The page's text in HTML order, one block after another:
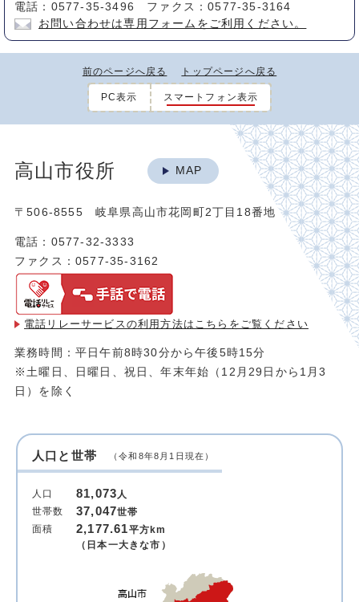
電話：0577-35-3496 ファクス：0577-35-3164
お問い合わせは専用フォームをご利用ください。
前のページへ戻る トップページへ戻る
PC表示 スマートフォン表示
高山市役所 MAP
〒506-8555 岐阜県高山市花岡町2丁目18番地
電話：0577-32-3333
ファクス：0577-35-3162
電話リレーサービスの利用方法は こちらをご覧ください
業務時間：平日午前8時30分から午後5時15分
※土曜日、日曜日、祝日、年末年始（12月29日から1月3
日）を除く
人口と世帯 （令和8年8月1日現在）
人口 81,073人
世帯数
37,047世帯
面積
2,177.61平方km
（日本一大きな市）